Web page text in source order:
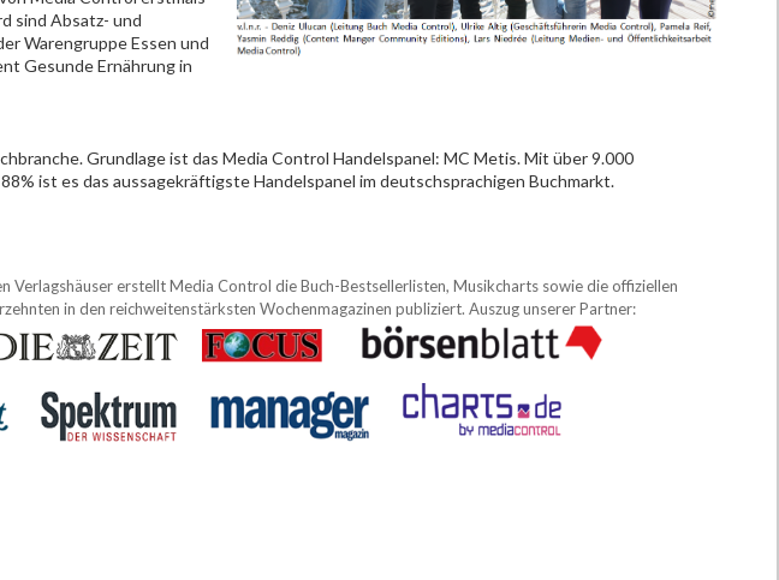
sind Absatz- und
Warengruppe Essen und
Gesunde Ernährung in
Grundlage ist das Media Control Handelspanel: MC Metis. Mit über 9.000
ist es das aussagekräftigste Handelspanel im deutschsprachigen Buchmarkt.
erstellt Media Control die Buch-Bestsellerlisten, Musikcharts sowie die offiziellen
in den reichweitenstärksten Wochenmagazinen publiziert. Auszug unserer Partner: